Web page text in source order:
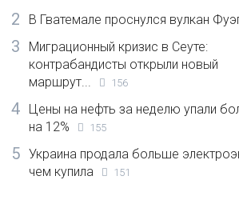
2 В Гватемале проснулся вулкан
3
Миграционный кризис в Сеуте:
контрабандисты открыли новый
маршрут...
156
4
Цены на нефть за неделю упали
на 12%
155
5
Украина продала больше
чем купила
151